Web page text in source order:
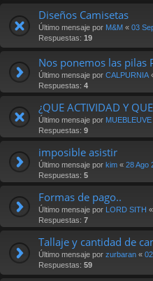
Diseños Camisetas
Último mensaje por M&M « 03
Respuestas: 19
Nos ponemos las pilas
Último mensaje por CALPURNIA
Respuestas: 4
¿QUE ACTIVIDAD Y
Último mensaje por MUEBLEUVE
Respuestas: 9
imposible asistir
Último mensaje por kim « 28 Ago
Respuestas: 5
Formas de pago..
Último mensaje por LORD SITH «
Respuestas: 7
Tallaje y cantidad de
Último mensaje por zurbaran «
Respuestas: 59